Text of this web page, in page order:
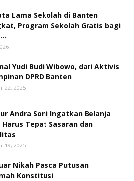
Lama Sekolah di Banten
‎Program Sekolah Gratis bagi
Yudi Budi Wibowo, dari Aktivis
DPRD Banten
22, 2025
Andra Soni Ingatkan Belanja
Harus Tepat Sasaran dan
19, 2025
Nikah Pasca Putusan
Konstitusi